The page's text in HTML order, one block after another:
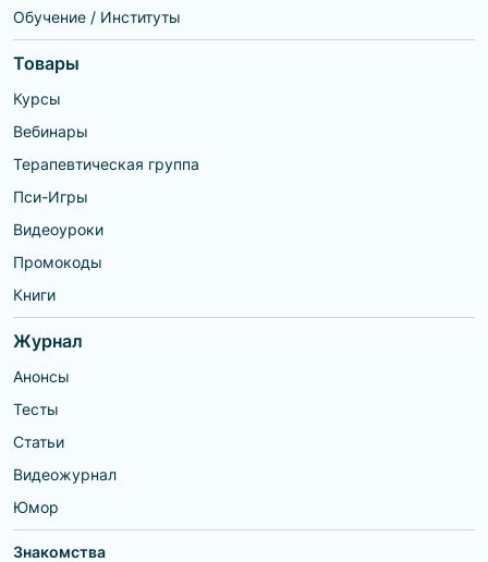
психологии и
Прохожу обучение в МИП "Клиническая
Обучение / Институты
Товары
Курсы
Вебинары
Терапевтическая группа
Пси-Игры
Видеоуроки
Промокоды
Книги
Журнал
Анонсы
Тесты
Статьи
Видеожурнал
Юмор
Знакомства